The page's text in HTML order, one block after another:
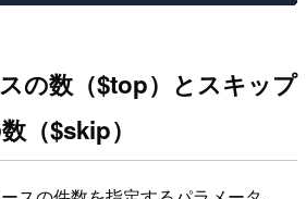
の数（$top）とスキップ
（$skip）